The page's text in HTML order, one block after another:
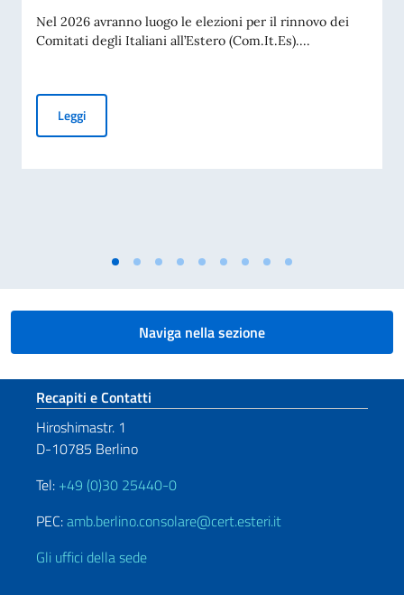
Nel 2026 avranno luogo le elezioni per il rinnovo dei
Comitati degli Italiani all’Estero (Com.It.Es)....
LeggiElezioni dei COMITES 2026
Naviga nella sezione
Sezione footer
Recapiti e Contatti
Hiroshimastr. 1
D-10785 Berlino
Tel: +49 (0)30 25440-0
PEC:amb.berlino.consolare@cert.esteri.it
Gli uffici della sede